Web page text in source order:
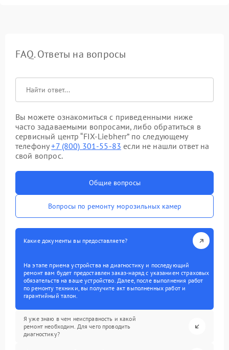
FAQ. Ответы на вопросы
Вы можете ознакомиться с приведенными ниже
часто задаваемыми вопросами, либо обратиться в
сервисный центр “FIX-Liebherr” по следующему
телефону+7 (800) 301-55-83 если не нашли ответ на
свой вопрос.
Общие вопросы
Вопросы по ремонту морозильных камер
Какие документы вы предоставляете?
На этапе приема устройства на диагностику и последующий
ремонт вам будет предоставлен заказ-наряд с указанием страховых
обязательств на ваше устройство. Далее, после выполнения работ
по ремонту техники, вы получите акт выполненных работ и
гарантийный талон.
Я уже знаю в чем неисправность и какой
ремонт необходим. Для чего проводить
диагностику?